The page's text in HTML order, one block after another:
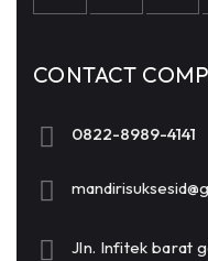
CONTACT
0822-8989-4141
Jln. Infitek barat